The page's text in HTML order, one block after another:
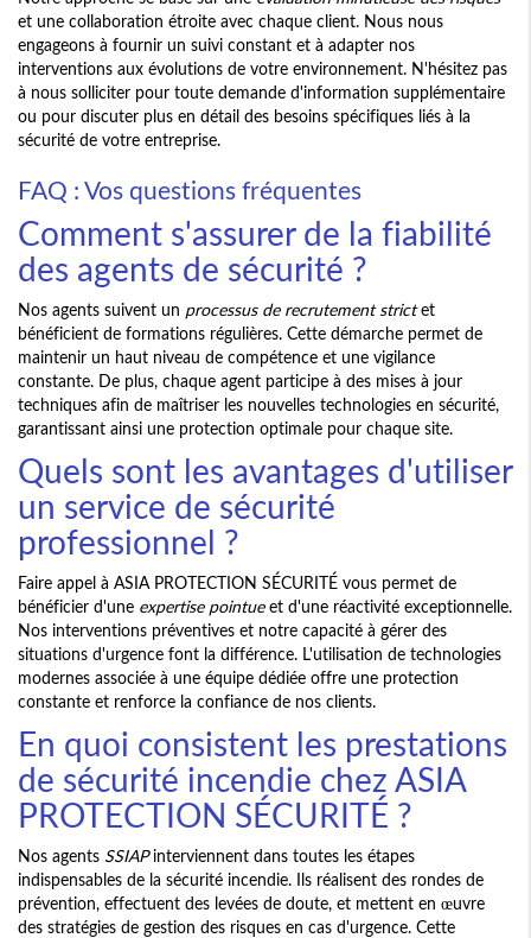
et une collaboration étroite avec chaque client. Nous nous
engageons à fournir un suivi constant et à adapter nos
interventions aux évolutions de votre environnement. N'hésitez pas
à nous solliciter pour toute demande d'information supplémentaire
ou pour discuter plus en détail des besoins spécifiques liés à la
sécurité de votre entreprise.
FAQ : Vos questions fréquentes
Comment s'assurer de la fiabilité
des agents de sécurité ?
Nos agents suivent un processus de recrutement strictet
bénéficient de formations régulières. Cette démarche permet de
maintenir un haut niveau de compétence et une vigilance
constante. De plus, chaque agent participe à des mises à jour
techniques afin de maîtriser les nouvelles technologies en sécurité,
garantissant ainsi une protection optimale pour chaque site.
Quels sont les avantages d'utiliser
un service de sécurité
professionnel ?
Faire appel à ASIA PROTECTION SÉCURITÉ vous permet de
bénéficier d'une expertise pointueet d'une réactivité exceptionnelle.
Nos interventions préventives et notre capacité à gérer des
situations d'urgence font la différence. L'utilisation de technologies
modernes associée à une équipe dédiée offre une protection
constante et renforce la confiance de nos clients.
En quoi consistent les prestations
de sécurité incendie chez ASIA
PROTECTION SÉCURITÉ ?
Nos agents SSIAPinterviennent dans toutes les étapes
indispensables de la sécurité incendie. Ils réalisent des rondes de
prévention, effectuent des levées de doute, et mettent en œuvre
des stratégies de gestion des risques en cas d'urgence. Cette